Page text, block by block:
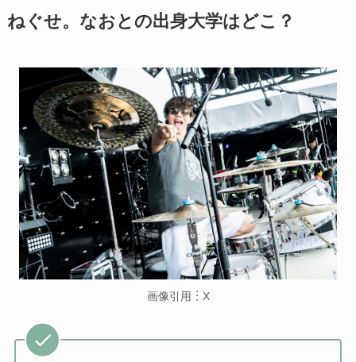
ねぐせ。なおとの出身大学はどこ？
画像引用︙X